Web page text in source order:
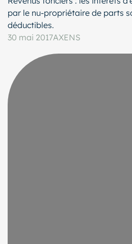
par le nu-propriétaire de parts
déductibles.
30 mai 2017AXENS